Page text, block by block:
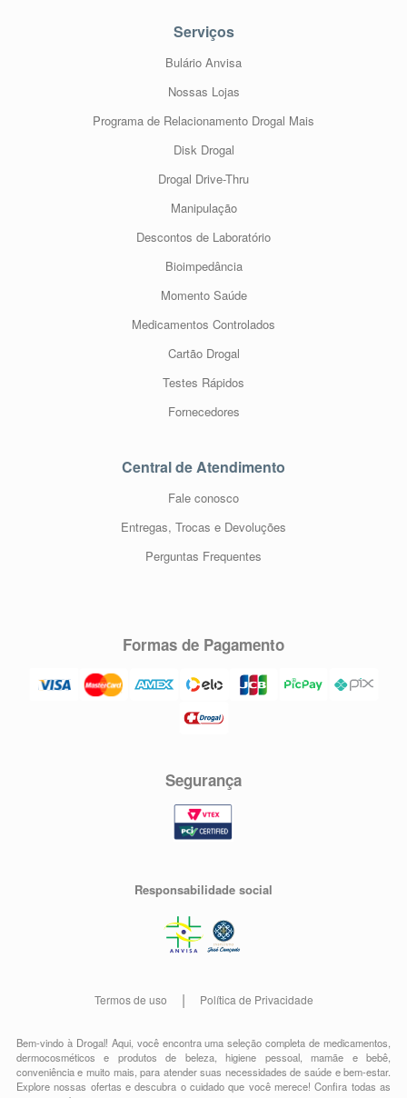
Serviços
Bulário Anvisa
Nossas Lojas
Programa de Relacionamento Drogal Mais
Disk Drogal
Drogal Drive-Thru
Manipulação
Descontos de Laboratório
Bioimpedância
Momento Saúde
Medicamentos Controlados
Cartão Drogal
Testes Rápidos
Fornecedores
Central de Atendimento
Fale conosco
Entregas, Trocas e Devoluções
Perguntas Frequentes
Formas de Pagamento
Segurança
Responsabilidade social
Termos de uso Política de Privacidade
Bem-vindo à Drogal! Aqui, você encontra uma seleção completa demedicamentos
dermocosméticos e produtos de beleza,higiene pessoal,mamãe e bebê
conveniênciae muito mais, para atender suas necessidades de saúde e bem-estar.
Explore nossas ofertas e descubra o cuidado que você merece!Confira todas as